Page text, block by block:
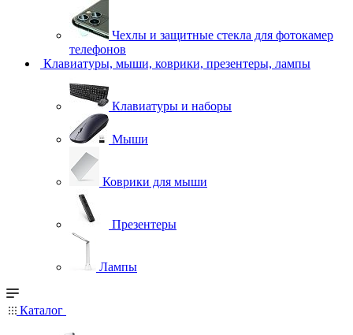
Чехлы и защитные стекла для фотокамер
телефонов
Клавиатуры, мыши, коврики, презентеры, лампы
Клавиатуры и наборы
Мыши
Коврики для мыши
Презентеры
Лампы
Каталог